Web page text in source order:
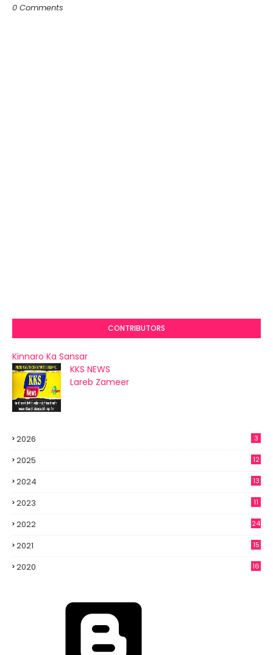
0 Comments
CONTRIBUTORS
Kinnaro Ka Sansar
KKS NEWS
Lareb Zameer
2026 3
2025 12
2024 13
2023 11
2022 24
2021
15
2020
16